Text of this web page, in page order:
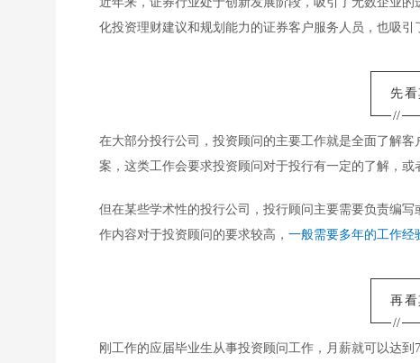
化投资理财建议和规划能力的证券客户服务人员，也吸
先
//
在大部分投行公司，投资顾问的主要工作就是全面了解
案，这类工作会要求投资顾问对于投行有一定的了解，或
但在某些学术性的投行公司，投行顾问主要需要负责编
作内容对于投资顾问的要求较高， 一般需要多年的工作经
再
//
刚工作的应届毕业生从事投资顾问工作，月薪就可以达